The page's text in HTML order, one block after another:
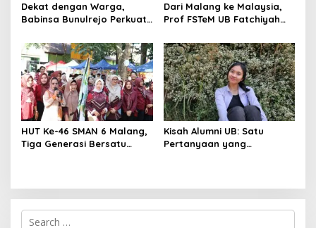
Dekat dengan Warga,
Babinsa Bunulrejo Perkuat
Dari Malang ke Malaysia,
Prof FSTeM UB Fatchiyah
Panggung Dunia
HUT Ke-46 SMAN 6 Malang,
Tiga Generasi Bersatu
Kisah Alumni UB: Satu
Pertanyaan yang
S